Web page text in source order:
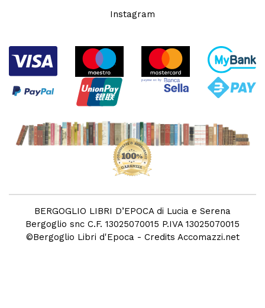
Instagram
BERGOGLIO LIBRI D’EPOCA di Lucia e Serena
Bergoglio snc C.F. 13025070015 P.IVA 13025070015
©Bergoglio Libri d'Epoca - Credits Accomazzi.net